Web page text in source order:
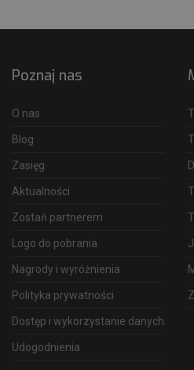
Poznaj nas
O nas
Blog
Zasięg
Aktualności
Zostań partnerem
Logo do pobrania
Nagrody i wyróżnienia
Polityka prywatności
Dostęp i wykorzystanie danych
Udogodnienia